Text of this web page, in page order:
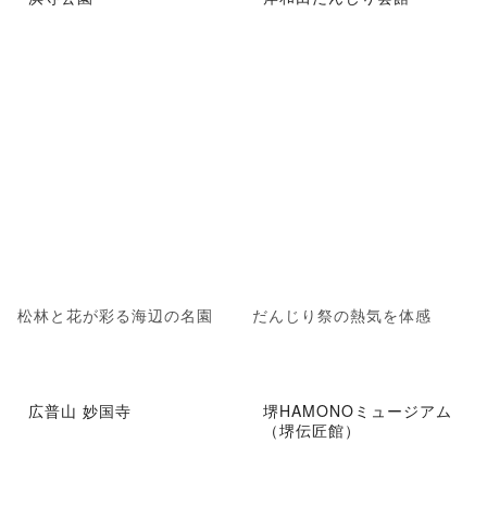
松林と花が彩る海辺の名園 だんじり祭の熱気を体感
広普山 妙国寺
堺HAMONOミュージアム
（堺伝匠館）